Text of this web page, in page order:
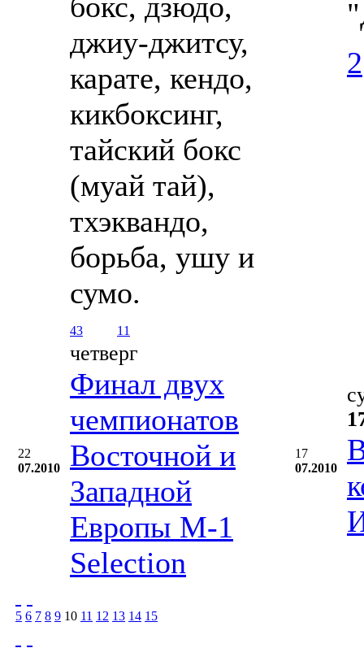
джиу-джитсу,
карате, кендо,
кикбоксинг,
тайский бокс
(муай тай),
тхэквандо,
борьба, ушу и
сумо.
43 11
2
22
07.2010
четверг
Финал двух
чемпионатов
Восточной и
Западной
Европы М-1
Selection
17
07.2010
5 6 7 8 9 10 11 12 13 14 15